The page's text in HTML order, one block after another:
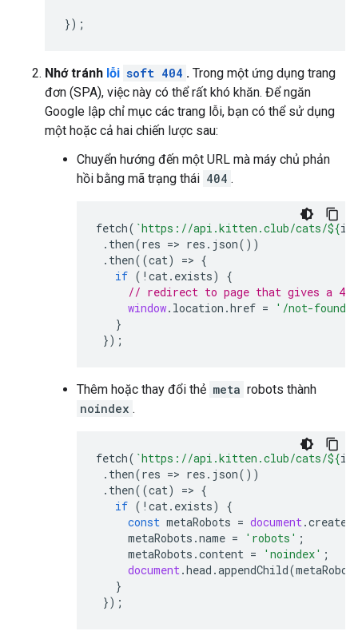
});
Nhớ tránh lỗi soft 404 . Trong một ứng dụng trang
đơn (SPA), việc này có thể rất khó khăn. Để ngăn
Google lập chỉ mục các trang lỗi, bạn có thể sử dụng
một hoặc cả hai chiến lược sau:
Chuyển hướng đến một URL mà máy chủ phản
hồi bằng mã trạng thái 404 .
fetch( `https://api.kitten.club/cats/${id
. then(res => res . json())
. then((cat) => {
if ( ! cat. exists)
{
// redirect to page that gives a 404
window. location .href = '/not-found'
}
});
Thêm hoặc thay đổi thẻ meta robots thành
noindex .
fetch( `https://api.kitten.club/cats/${id
. then(res => res . json())
. then((cat) => {
if ( ! cat. exists)
{
const metaRobots = document.
metaRobots .name = 'robots' ;
metaRobots .content = 'noindex' ;
document.head .appendChild(
}
});